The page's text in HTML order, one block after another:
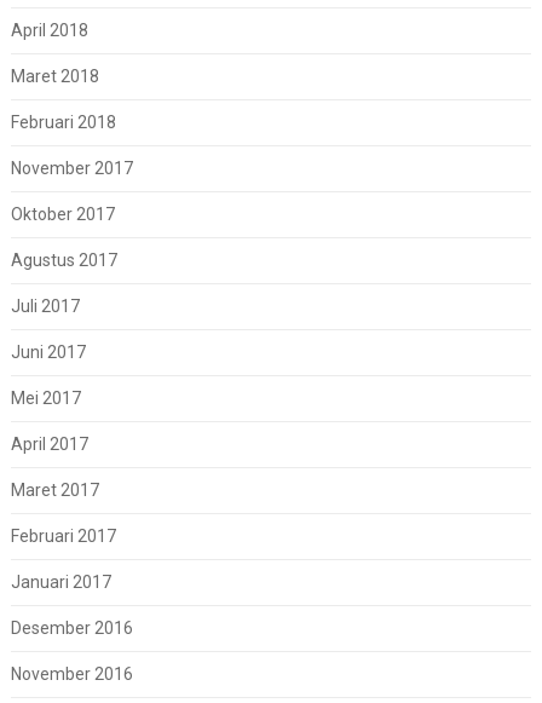
April 2018
Maret 2018
Februari 2018
November 2017
Oktober 2017
Agustus 2017
Juli 2017
Juni 2017
Mei 2017
April 2017
Maret 2017
Februari 2017
Januari 2017
Desember 2016
November 2016